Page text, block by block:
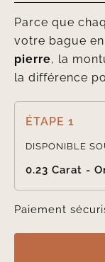
Parce que
votre bague en
pierre, la
la différence
ÉTAPE 1
DISPONIBLE
0.23 Carat -
Paiement